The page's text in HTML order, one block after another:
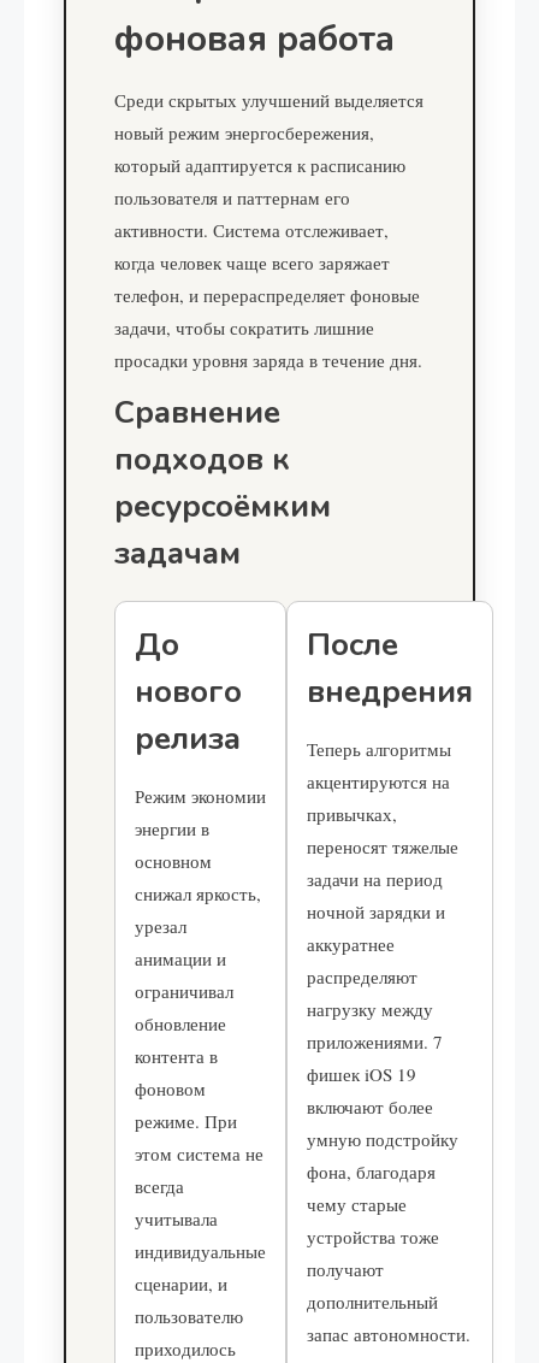
фоновая работа
Среди скрытых улучшений выделяется
новый режим энергосбережения,
который адаптируется к расписанию
пользователя и паттернам его
активности. Система отслеживает,
когда человек чаще всего заряжает
телефон, и перераспределяет фоновые
задачи, чтобы сократить лишние
просадки уровня заряда в течение дня.
Сравнение
подходов к
ресурсоёмким
задачам
До
нового
релиза
Режим экономии
энергии в
основном
снижал яркость,
урезал
анимации и
ограничивал
обновление
контента в
фоновом
режиме. При
этом система не
всегда
учитывала
индивидуальные
сценарии, и
пользователю
приходилось
После
внедрения
Теперь алгоритмы
акцентируются на
привычках,
переносят тяжелые
задачи на период
ночной зарядки и
аккуратнее
распределяют
нагрузку между
приложениями. 7
фишек iOS 19
включают более
умную подстройку
фона, благодаря
чему старые
устройства тоже
получают
дополнительный
запас автономности.